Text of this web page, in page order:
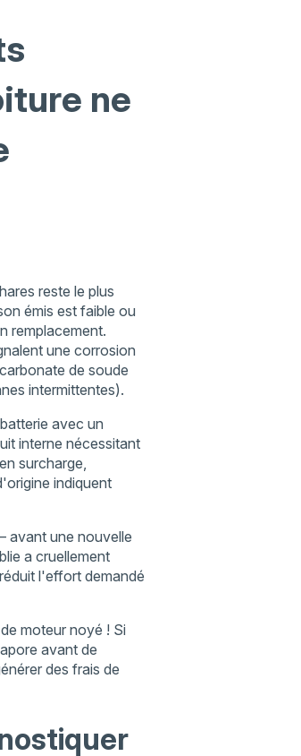
ne
reste le plus
émis est faible ou
remplacement.
une corrosion
de soude
intermittentes).
avec un
interne nécessitant
surcharge,
indiquent
avant une nouvelle
a cruellement
l'effort demandé
moteur noyé ! Si
avant de
des frais de